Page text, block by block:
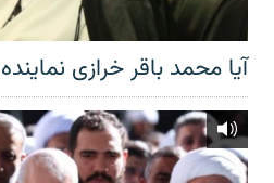
آیا محمد باقر خرازی